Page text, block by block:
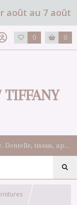
août au 7 août
0 0
Fournitures pour coudre une robe de mariée. Dentelle, tissus, appliqués, galons, boutons. Robes et accessoires pour la mariée.